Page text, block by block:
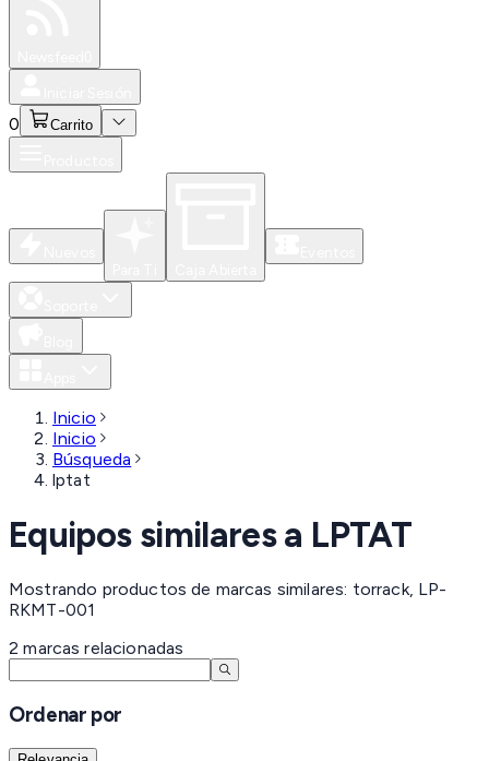
0 Carrito
Inicio
Inicio
Búsqueda
lptat
Equipos similares a LPTAT
Mostrando productos de marcas similares: torrack, LP-
RKMT-001
2 marcas relacionadas
Ordenar por